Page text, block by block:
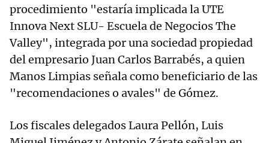
procedimiento "estaría implicada la UTE
Innova Next SLU- Escuela de Negocios The
Valley", integrada por una sociedad propiedad
del empresario Juan Carlos Barrabés, a quien
Manos Limpias señala como beneficiario de las
"recomendaciones o avales" de Gómez.
Los fiscales delegados Laura Pellón, Luis